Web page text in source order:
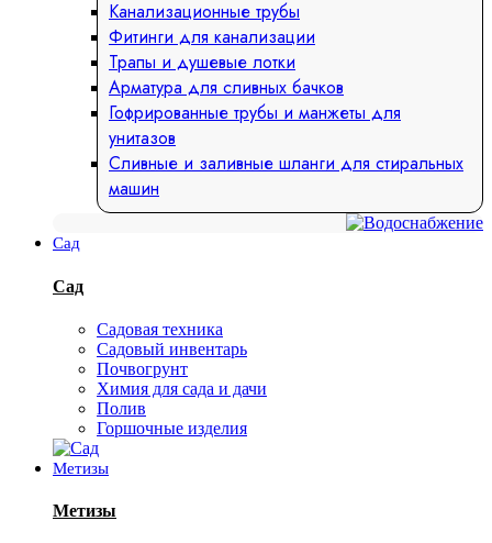
Канализационные трубы
Фитинги для канализации
Трапы и душевые лотки
Арматура для сливных бачков
Гофрированные трубы и манжеты для
унитазов
Сливные и заливные шланги для стиральных
машин
Сад
Сад
Садовая техника
Садовый инвентарь
Почвогрунт
Химия для сада и дачи
Полив
Горшочные изделия
Метизы
Метизы